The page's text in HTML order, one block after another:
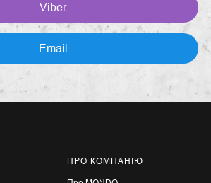
Viber
Email
ПРО КОМПАНІЮ